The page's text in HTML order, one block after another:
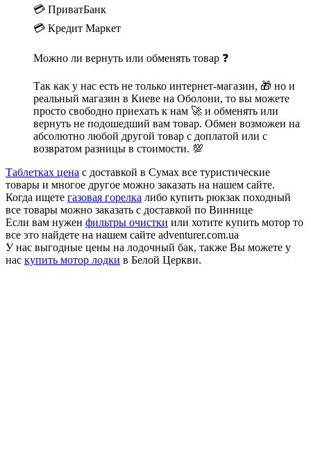
💳 ПриватБанк
💳 Кредит Маркет
Можно ли вернуть или обменять товар ❓
Так как у нас есть не только интернет-магазин, 🎁 но и
реальный магазин в Киеве на Оболони, то вы можете
просто свободно приехать к нам 🚀 и обменять или
вернуть не подошедший вам товар. Обмен возможен на
абсолютно любой другой товар с доплатой или с
возвратом разницы в стоимости. 💯
Таблетках цена с доставкой в Сумах все туристические
товары и многое другое можно заказать на нашем сайте.
Когда ищете газовая горелка либо купить рюкзак походный
все товары можно заказать с доставкой по Виннице
Если вам нужен фильтры очистки или хотите купить мотор то
все это найдете на нашем сайте adventurer.com.ua
У нас выгодные цены на лодочный бак, также Вы можете у
нас купить мотор лодки в Белой Церкви.